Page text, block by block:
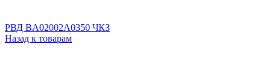
РВД BA02002A0350 ЧКЗ
Назад к товарам